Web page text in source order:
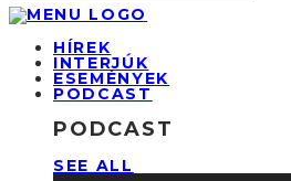
HÍREK
INTERJÚK
ESEMÉNYEK
PODCAST
PODCAST
SEE ALL